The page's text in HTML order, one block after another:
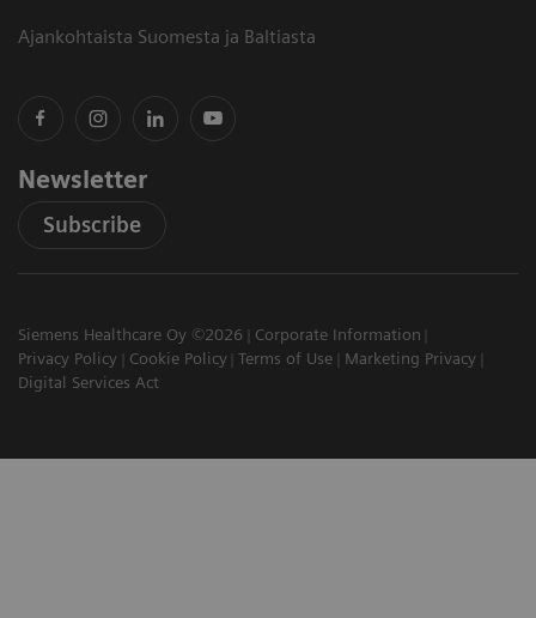
Ajankohtaista Suomesta ja Baltiasta
Newsletter
Subscribe
Siemens Healthcare Oy ©2026
Corporate Information
Privacy Policy
Cookie Policy Terms of Use
Marketing Privacy
Digital Services Act